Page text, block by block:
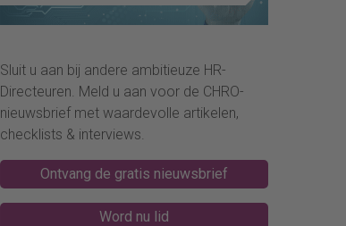
Sluit u aan bij andere ambitieuze HR-
Directeuren. Meld u aan voor de CHRO-
nieuwsbrief met waardevolle artikelen,
checklists & interviews.
Ontvang de gratis nieuwsbrief
Word nu lid